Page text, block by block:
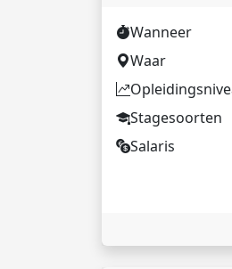
Wanneer
Waar
Stagesoorten
Salaris